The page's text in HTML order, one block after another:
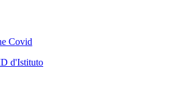
Covid
d'Istituto